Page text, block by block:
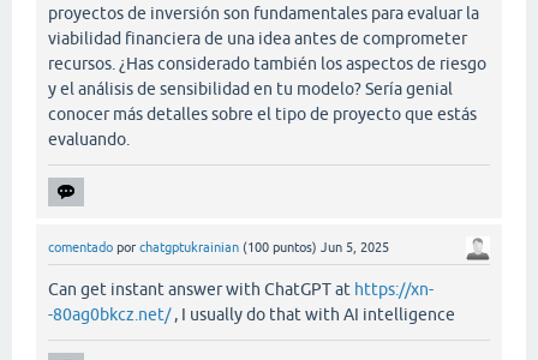
proyectos de inversión son fundamentales para evaluar la
viabilidad financiera de una idea antes de comprometer
recursos. ¿Has considerado también los aspectos de riesgo
y el análisis de sensibilidad en tu modelo? Sería genial
conocer más detalles sobre el tipo de proyecto que estás
evaluando.
comentado por chatgptukrainian (100 puntos) Jun 5, 2025
Can get instant answer with ChatGPT at https://xn-
-80ag0bkcz.net/, I usually do that with AI intelligence